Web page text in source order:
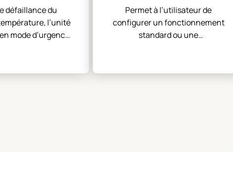
défaillance du
l’unité
mode d’urgence
Permet à l’utilisateur de
configurer un fonctionnement
standard ou une